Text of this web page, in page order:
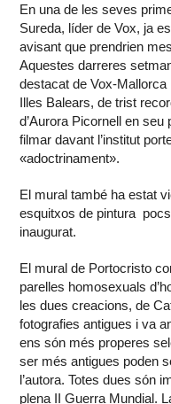
En una de les seves
Sureda, líder de Vox, ja
avisant que prendrien
Aquestes darreres
destacat de Vox-
Illes Balears, de trist
d’Aurora Picornell en
filmar davant l’institut
«adoctrinament».
El mural també ha estat
esquitxos de pintura
inaugurat.
El mural de Portocristo
parelles homosexuals
les dues creacions, de
fotografies antigues i va
ens són més properes
ser més antigues poden
l’autora. Totes dues són
plena II Guerra Mundial.